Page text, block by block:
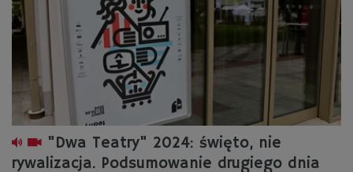
"Dwa Teatry" 2024: święto, nie
rywalizacja. Podsumowanie drugiego dnia